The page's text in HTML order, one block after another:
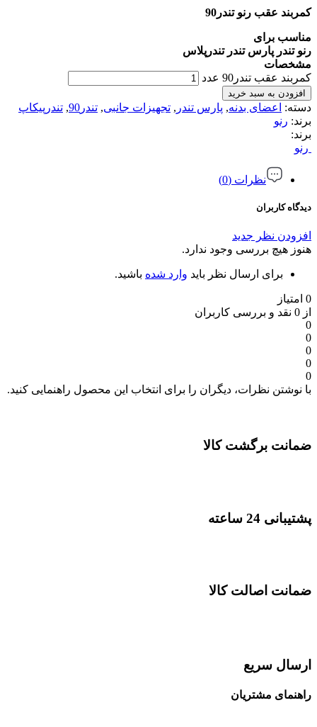
کمربند عقب رنو تندر90
مناسب برای
رنو تندر پارس تندر تندرپلاس
مشخصات
کمربند عقب تندر90 عدد
افزودن به سبد خرید
دسته: اعضای بدنه, پارس تندر , تجهیزات جانبی, تندر90 , تندرپیکاپ
برند: رنو
برند:
رنو
نظرات (0)
دیدگاه کاربران
افزودن نظر جدید
هنوز هیچ بررسی وجود ندارد.
برای ارسال نظر باید وارد شده باشید.
0 امتیاز
از 0 نقد و بررسی کاربران
0
0
0
0
0
با نوشتن نظرات، دیگران را برای انتخاب این محصول راهنمایی کنید.
ضمانت برگشت کالا
پشتیبانی 24 ساعته
ضمانت اصالت کالا
ارسال سریع
راهنمای مشتریان